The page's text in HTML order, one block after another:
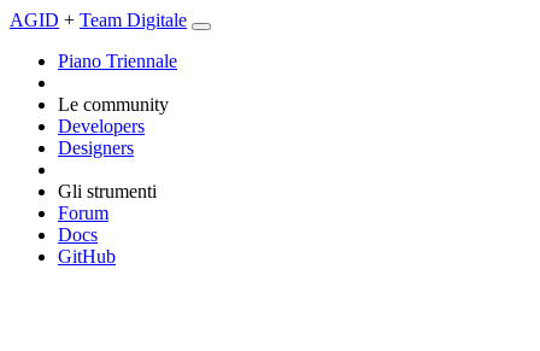
AGID + Team Digitale
Piano Triennale
Le community
Developers
Designers
Gli strumenti
Forum
Docs
GitHub